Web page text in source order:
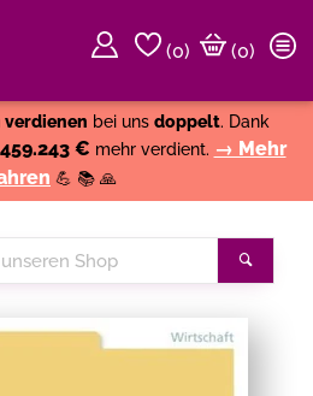
(0)
(0)
bei uns doppelt. Dank
459.243 € mehr verdient. → Mehr
💪 📚 🙏